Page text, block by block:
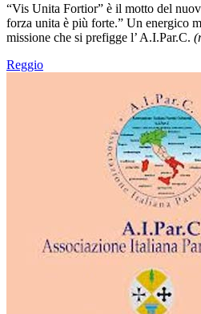
“Vis Unita Fortior” è il motto del
forza unita è più forte.” Un energico
missione che si prefigge l’ A.I.Par.C.
Reggio